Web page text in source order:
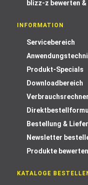
blizz-z bewerten
INFORMATION
Servicebereich
Produkt-Specials
Downloadbereich
Verbrauchsrechner
Bestellung &
Newsletter
Produkte bewerten
KATALOGE